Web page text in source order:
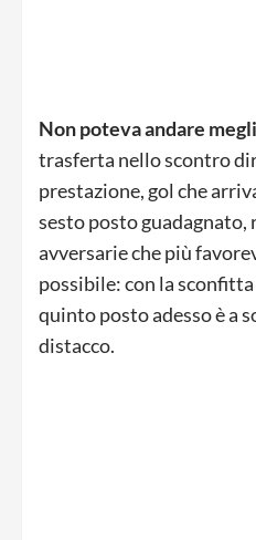
Non poteva andare
trasferta nello scontro
prestazione, gol che
sesto posto
avversarie che più
possibile: con la
quinto posto adesso è a
distacco.